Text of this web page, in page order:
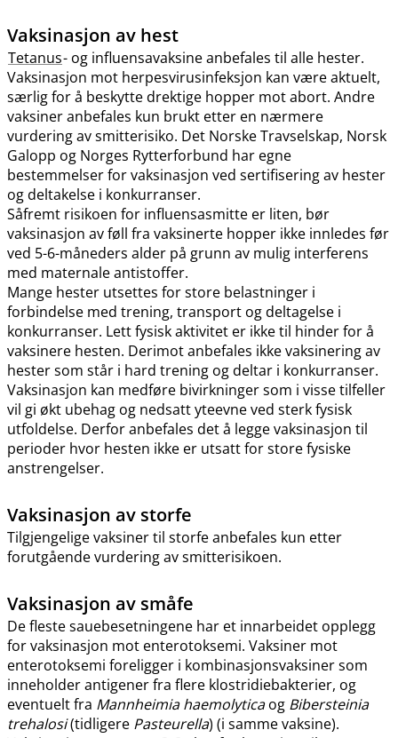
Vaksinasjon av hest
Tetanus- og influensavaksine anbefales til alle hester.
Vaksinasjon mot herpesvirusinfeksjon kan være aktuelt,
særlig for å beskytte drektige hopper mot abort. Andre
vaksiner anbefales kun brukt etter en nærmere
vurdering av smitterisiko. Det Norske Travselskap, Norsk
Galopp og Norges Rytterforbund har egne
bestemmelser for vaksinasjon ved sertifisering av hester
og deltakelse i konkurranser.
Såfremt risikoen for influensasmitte er liten, bør
vaksinasjon av føll fra vaksinerte hopper ikke innledes før
ved 5-6-måneders alder på grunn av mulig interferens
med maternale antistoffer.
Mange hester utsettes for store belastninger i
forbindelse med trening, transport og deltagelse i
konkurranser. Lett fysisk aktivitet er ikke til hinder for å
vaksinere hesten. Derimot anbefales ikke vaksinering av
hester som står i hard trening og deltar i konkurranser.
Vaksinasjon kan medføre bivirkninger som i visse tilfeller
vil gi økt ubehag og nedsatt yteevne ved sterk fysisk
utfoldelse. Derfor anbefales det å legge vaksinasjon til
perioder hvor hesten ikke er utsatt for store fysiske
anstrengelser.
Vaksinasjon av storfe
Tilgjengelige vaksiner til storfe anbefales kun etter
forutgående vurdering av smitterisikoen.
Vaksinasjon av småfe
De fleste sauebesetningene har et innarbeidet opplegg
for vaksinasjon mot enterotoksemi. Vaksiner mot
enterotoksemi foreligger i kombinasjonsvaksiner som
inneholder antigener fra flere klostridiebakterier, og
eventuelt fra Mannheimia haemolyticaog Bibersteinia
trehalosi(tidligere Pasteurella) (i samme vaksine).